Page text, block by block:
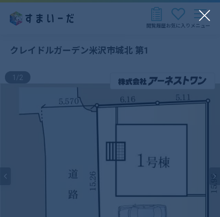
お気に入り
閲覧履歴 メニュー
クレイドルガーデン米沢市城北 第1
1 /2